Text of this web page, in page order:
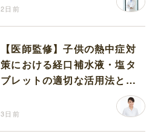
2日前
【医師監修】子供の熱中症対
策における経口補水液・塩タ
ブレットの適切な活用法と水
3日前